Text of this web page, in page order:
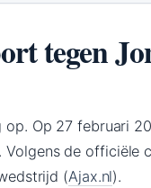
tegen
Op 27 februari
de officiële
(Ajax.nl).